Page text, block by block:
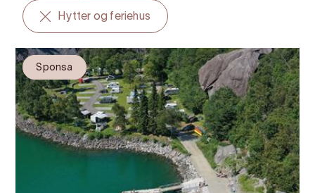
Hytter og feriehus
Sponsa